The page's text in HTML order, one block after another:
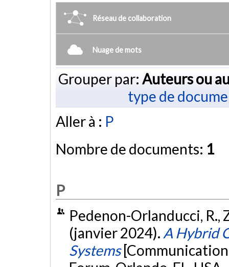
Réseau de collaboration
Nuage de mots
Grouper par: Auteurs ou
type de
Aller à : P
Nombre de documents: 1
P
Pedenon-Orlanducci, R.,
(janvier 2024). A Hybrid
Systems